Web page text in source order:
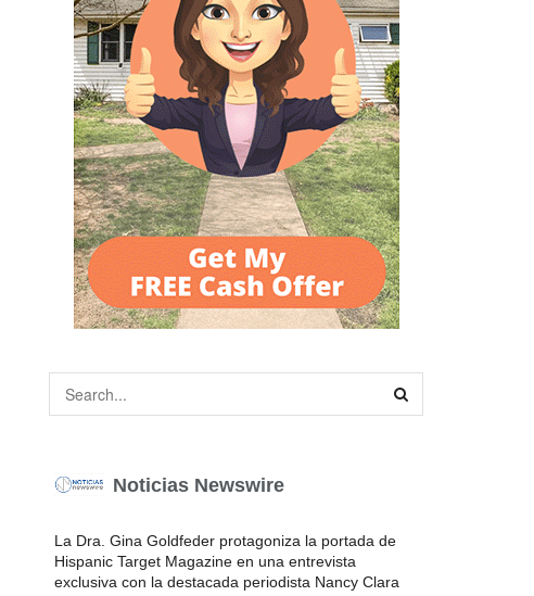
Noticias Newswire
La Dra. Gina Goldfeder protagoniza la portada de
Hispanic Target Magazine en una entrevista
exclusiva con la destacada periodista Nancy Clara